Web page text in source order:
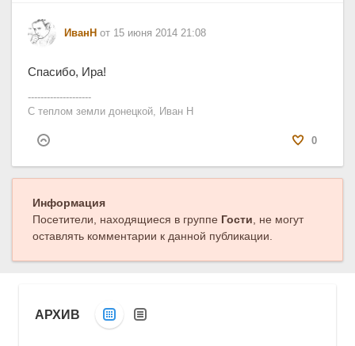
ИванН от 15 июня 2014 21:08
0
Спасибо, Ира!
--------------------
С теплом земли донецкой, Иван Н
Информация
Посетители, находящиеся в группе Гости , не могут
оставлять комментарии к данной публикации.
АРХИВ